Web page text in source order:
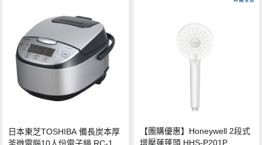
日本東芝TOSHIBA 備長炭本厚
【團購優惠】Honeywell 2段式
增壓蓮蓬頭 HHS-P201P